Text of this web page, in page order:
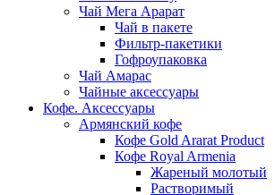
Чай Мега Арарат
Чай в пакете
Фильтр-пакетики
Гофроупаковка
Чай Амарас
Чайные аксессуары
Кофе. Аксессуары
Армянский кофе
Кофе Gold Ararat Product
Кофе Royal Armenia
Жареный молотый
Растворимый